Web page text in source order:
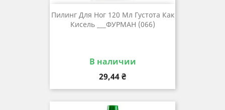
Пилинг Для Ног 120 Мл Густота Как
Кисель ___ФУРМАН (066)
В наличии
Цена
29,44 ₴